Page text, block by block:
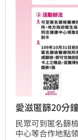
愛滋匿篩20分
民眾可到匿名篩
中心等合作地點